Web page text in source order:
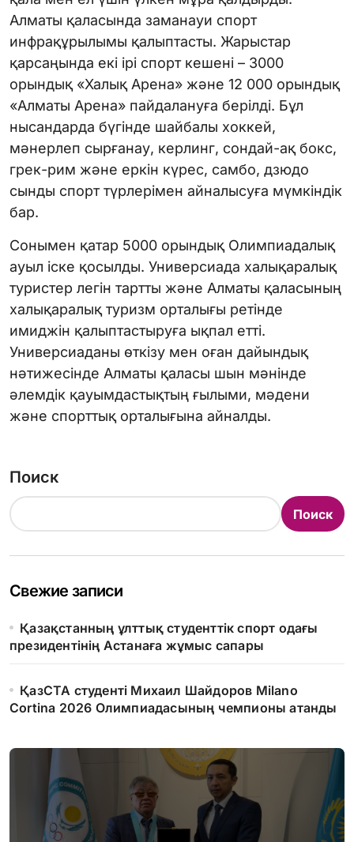
Алматы қаласында заманауи спорт
инфрақұрылымы қалыптасты. Жарыстар
қарсаңында екі ірі спорт кешені – 3000
орындық «Халық Арена» және 12 000 орындық
«Алматы Арена» пайдалануға берілді. Бұл
нысандарда бүгінде шайбалы хоккей,
мәнерлеп сырғанау, керлинг, сондай-ақ бокс,
грек-рим және еркін күрес, самбо, дзюдо
сынды спорт түрлерімен айналысуға мүмкіндік
бар.
Сонымен қатар 5000 орындық Олимпиадалық
ауыл іске қосылды. Универсиада халықаралық
туристер легін тартты және Алматы қаласының
халықаралық туризм орталығы ретінде
имиджін қалыптастыруға ықпал етті.
Универсиаданы өткізу мен оған дайындық
нәтижесінде Алматы қаласы шын мәнінде
әлемдік қауымдастықтың ғылыми, мәдени
және спорттық орталығына айналды.
Поиск
Поиск
Свежие записи
Қазақстанның ұлттық студенттік спорт одағы
президентінің Астанаға жұмыс сапары
ҚазСТА студенті Михаил Шайдоров Milano
Cortina 2026 Олимпиадасының чемпионы атанды